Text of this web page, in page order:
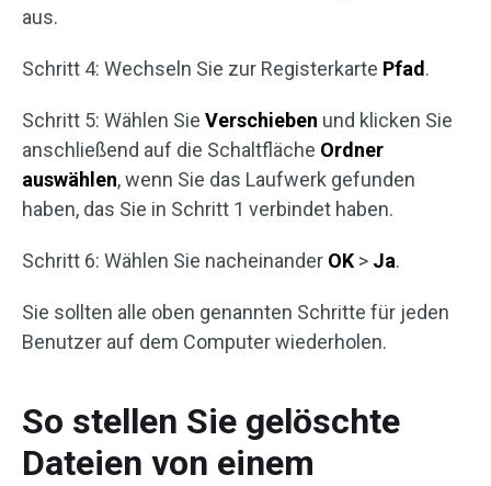
aus.
Schritt 4: Wechseln Sie zur Registerkarte Pfad .
Schritt 5: Wählen Sie Verschieben und klicken Sie
anschließend auf die Schaltfläche Ordner
auswählen, wenn Sie das Laufwerk gefunden
haben, das Sie in Schritt 1 verbindet haben.
Schritt 6: Wählen Sie nacheinander OK > Ja.
Sie sollten alle oben genannten Schritte für jeden
Benutzer auf dem Computer wiederholen.
So stellen Sie gelöschte
Dateien von einem